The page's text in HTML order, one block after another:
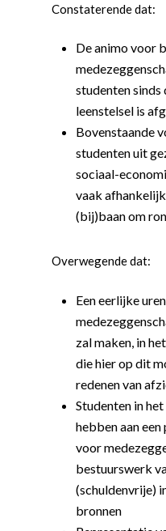
Constaterende dat:
De animo voor
studenten sinds
leenstelsel is
Bovenstaande
studenten uit
sociaal-
vaak
(bij)baan om
Overwegende dat:
Een eerlijke
zal maken, in
die hier op dit
redenen van
Studenten in
hebben aan
voor
bestuurswerk
(schuldenvrije)
bronnen